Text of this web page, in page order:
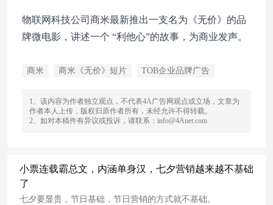
物联网科技公司商米最新推出一支名为《无价》的品
牌微电影，讲述一个 “利他心”的故事，为商业发声。
商米 商米《无价》短片 TOB企业品牌广告
1、该内容为作者独立观点，不代表4A广告网观点或立场，文章为
作者本人上传，版权归原作者所有，未经允许不得转载。
2、如对本稿件有异议或投诉，请联系：info@4Anet.com
小票连载霸总文，内涵单身汉，七夕营销越来越不基础
了
七夕要显贵，节日基础，节日营销的方式就不基础。